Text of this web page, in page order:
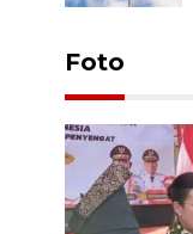
Foto